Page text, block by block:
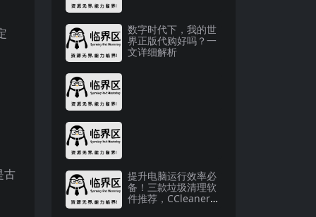
古
数字时代下，我的世
界正版代购好吗？一
文详细解析
提升电脑运行效率必
备！三款垃圾清理软
件推荐，CCleaner超